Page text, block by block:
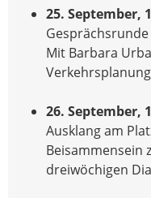
25. September,
Mit Barbara
26. September,
Ausklang am
Beisammensein
dreiwöchigen